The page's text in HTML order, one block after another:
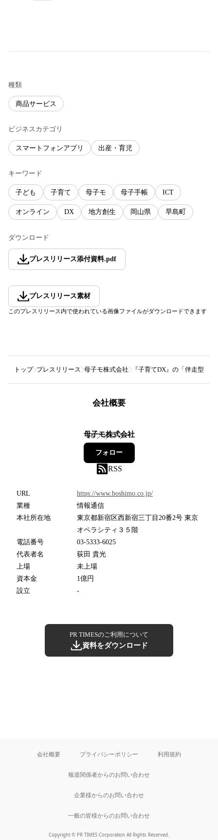
種類
商品サービス
ビジネスカテゴリ
スマートフォンアプリ 出産・育児
キーワード
子ども 子育て 母子モ 母子手帳 ICT
オンライン DX 地方創生 岡山県 早島町
ダウンロード
プレスリリース添付資料.pdf
プレスリリース素材
このプレスリリース内で使われている画像ファイルがダウンロードできます
トップ プレスリリース 母子モ株式会社 『子育てDX』の「伴走型相
会社概要
母子モ株式会社
16フォロワー
フォロー
RSS
URL
https://www.boshimo.co.jp/
業種
情報通信
本社所在地
東京都新宿区西新宿三丁目20番2号 東京
オペラシティ３５階
電話番号
03-5333-6025
代表者名
荻田 貴光
上場
未上場
資本金
1億円
設立
-
PR TIMESのご利用について
資料をダウンロード
会社概要 プライバシーポリシー 利用規約
報道関係者からのお問い合わせ
企業様からのお問い合わせ
一般の皆様からのお問い合わせ
Copyright © PR TIMES Corporation All Rights Reserved.